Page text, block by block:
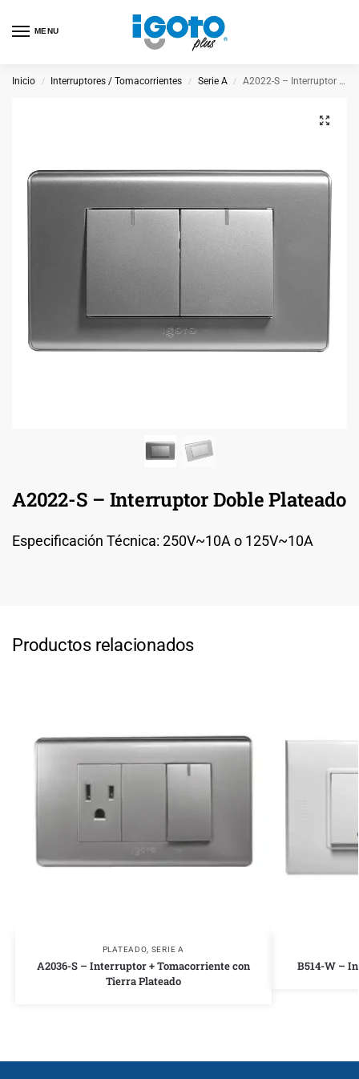
MENU
Inicio / Interruptores / Tomacorrientes / Serie A / A2022-S – Interruptor Doble Plateado
A2022-S – Interruptor Doble Plateado
Especificación Técnica: 250V~10A o 125V~10A
Productos relacionados
PLATEADO SERIE A
A2036-S – Interruptor + Tomacorriente con
Tierra Plateado
B514-W –